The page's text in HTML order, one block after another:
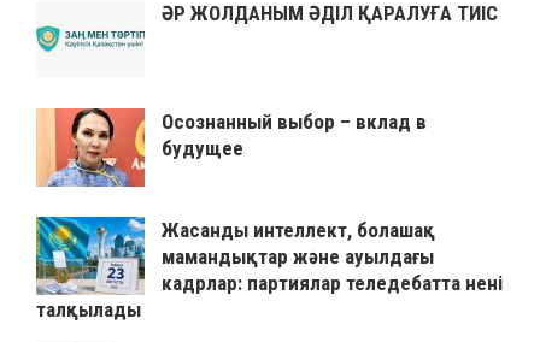
ӘР ЖОЛДАНЫМ ӘДІЛ ҚАРАЛУҒА ТИІС
Осознанный выбор – вклад в
будущее
Жасанды интеллект, болашақ
мамандықтар және ауылдағы
кадрлар: партиялар теледебатта нені
талқылады